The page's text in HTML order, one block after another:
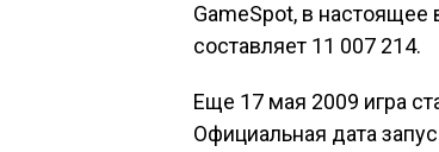
GameSpot, в
составляет 11 007 214.
Еще 17 мая 2009 игра
Официальная дата